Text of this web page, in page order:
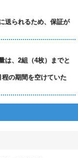
送られるため、保証が
は、2組（4枚）までと
の期間を空けていた